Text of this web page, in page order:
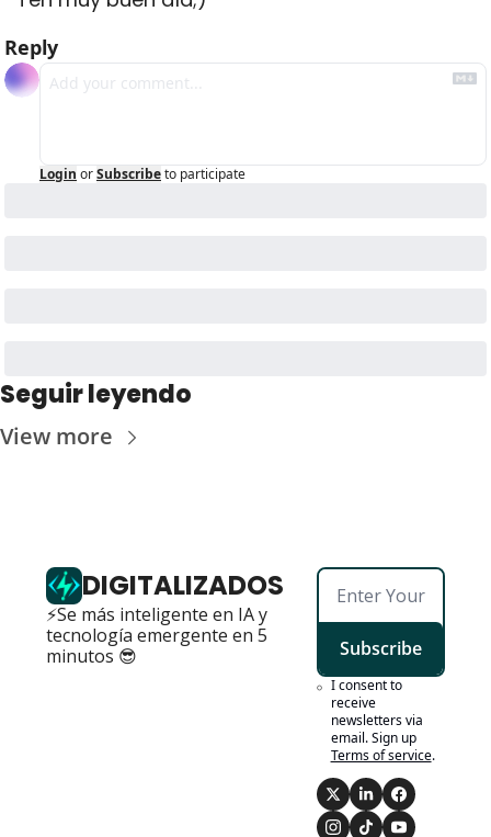
Reply
Login orSubscribeto participate
Seguir leyendo
View more
DIGITALIZADOS
⚡Se más inteligente en IA y
tecnología emergente en 5
minutos 😎
Subscribe
I consent to
receive
newsletters via
email. Sign up
Terms of service.